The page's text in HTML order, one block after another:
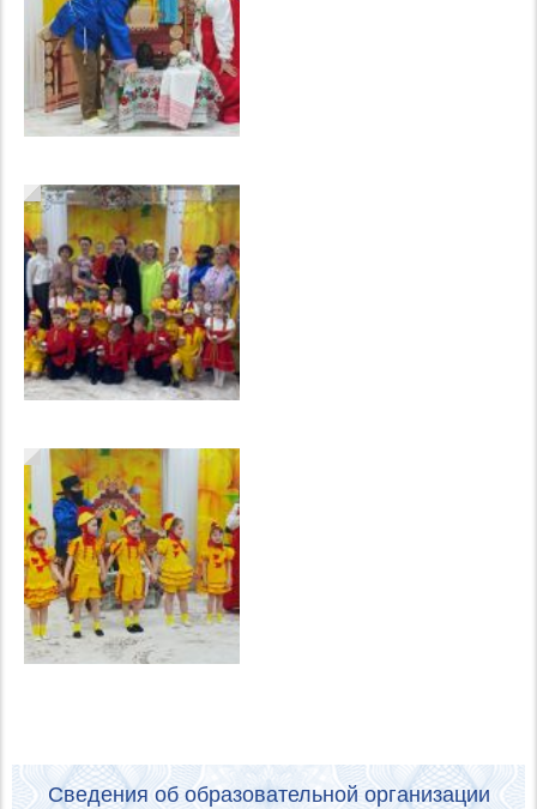
Сведения об образовательной организации